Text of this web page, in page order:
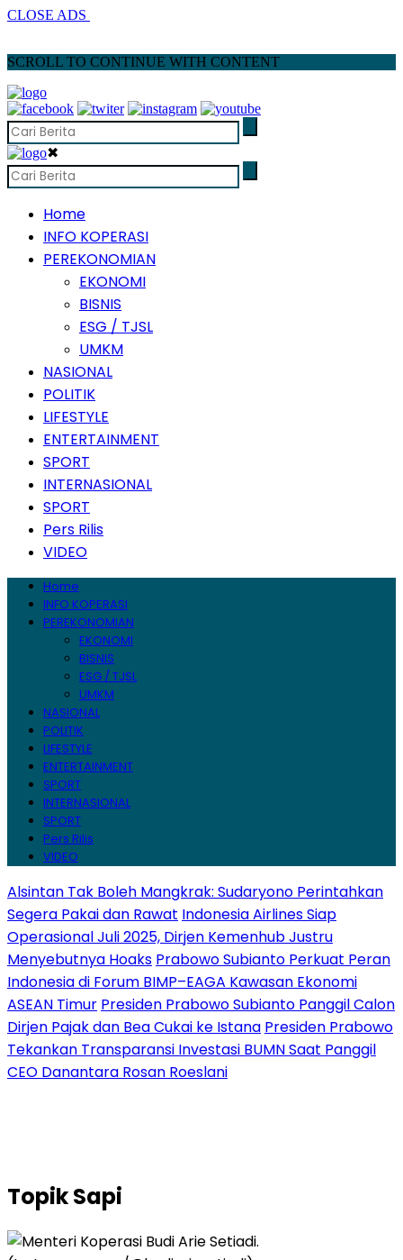
CLOSE ADS
SCROLL TO CONTINUE WITH CONTENT
✖
Home
INFO KOPERASI
PEREKONOMIAN
EKONOMI
BISNIS
ESG / TJSL
UMKM
NASIONAL
POLITIK
LIFESTYLE
ENTERTAINMENT
SPORT
INTERNASIONAL
SPORT
Pers Rilis
VIDEO
Home
INFO KOPERASI
PEREKONOMIAN
EKONOMI
BISNIS
ESG / TJSL
UMKM
NASIONAL
POLITIK
LIFESTYLE
ENTERTAINMENT
SPORT
INTERNASIONAL
SPORT
Pers Rilis
VIDEO
Alsintan Tak Boleh Mangkrak: Sudaryono Perintahkan
Segera Pakai dan Rawat Indonesia Airlines Siap
Operasional Juli 2025, Dirjen Kemenhub Justru
Menyebutnya Hoaks Prabowo Subianto Perkuat Peran
Indonesia di Forum BIMP–EAGA Kawasan Ekonomi
ASEAN Timur Presiden Prabowo Subianto Panggil Calon
Dirjen Pajak dan Bea Cukai ke Istana Presiden Prabowo
Tekankan Transparansi Investasi BUMN Saat Panggil
CEO Danantara Rosan Roeslani
TopikSapi